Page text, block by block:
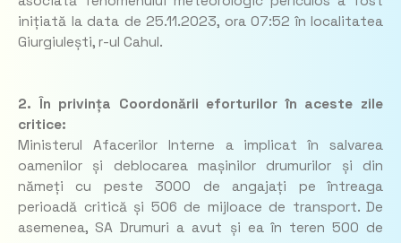
inițiată la data de 25.11.2023, ora 07:52 în localitatea
Giurgiulești, r-ul Cahul.
2. În privința Coordonării eforturilor în aceste zile
critice:
Ministerul Afacerilor Interne a implicat în salvarea
oamenilor și deblocarea mașinilor drumurilor și din
nămeți cu peste 3000 de angajați pe întreaga
perioadă critică și 506 de mijloace de transport. De
asemenea, SA Drumuri a avut și ea în teren 500 de